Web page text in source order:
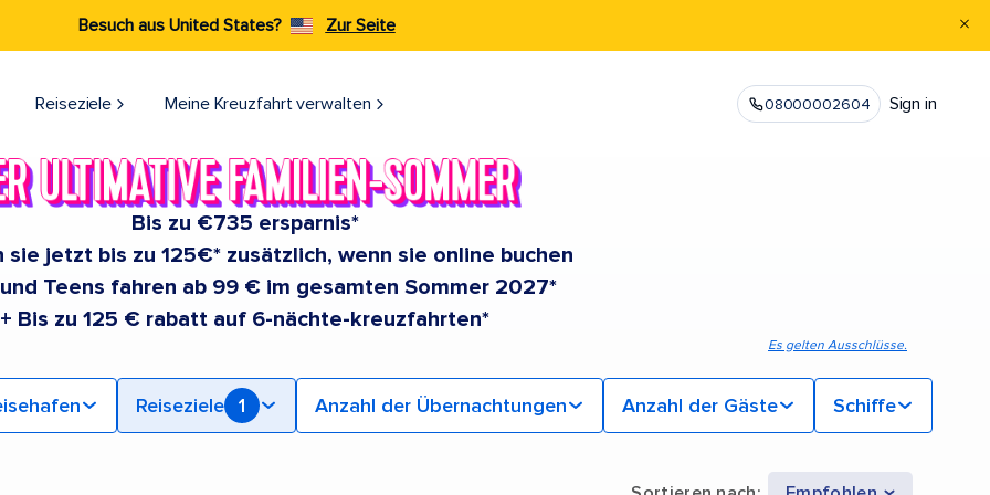
Besuch aus United States? Zur Seite
Reiseziele​ Meine Kreuzfahrt verwalten 08000002604 Sign in
Bis zu €735 ersparnis*
sie jetzt bis zu 125€* zusätzlich, wenn sie online buchen
Teens fahren ab 99 € im gesamten Sommer 2027*
+ Bis zu 125 € rabatt auf 6-nächte-kreuzfahrten*
Es gelten Ausschlüsse.
Reiseziele 1 Anzahl der Übernachtungen Anzahl der Gäste Schiffe